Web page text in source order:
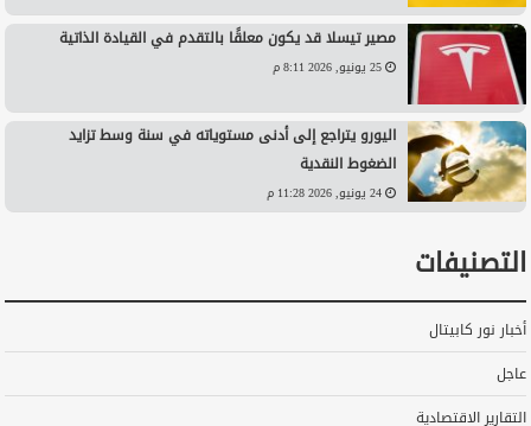
مصير تيسلا قد يكون معلقًا بالتقدم في القيادة الذاتية
25 يونيو, 2026 8:11 م
اليورو يتراجع إلى أدنى مستوياته في سنة وسط تزايد
الضغوط النقدية
24 يونيو, 2026 11:28 م
التصنيفات
أخبار نور كابيتال
عاجل
التقارير الاقتصادية